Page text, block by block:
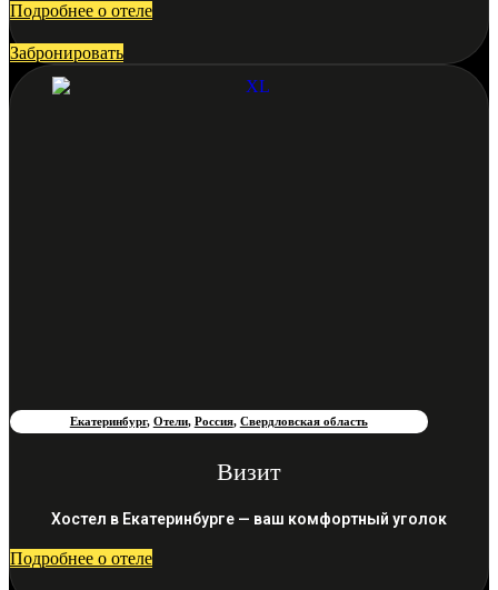
Подробнее о отеле
Забронировать
Екатеринбург, Отели, Россия, Свердловская область
Визит
Хостел в Екатеринбурге — ваш комфортный уголок
Подробнее о отеле